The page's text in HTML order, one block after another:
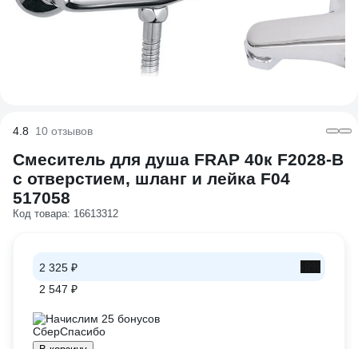
4.8 10 отзывов
Смеситель для душа FRAP 40к F2028-B
с отверстием, шланг и лейка F04
517058
Код товара: 16613312
2 325 ₽
2 547 ₽
Начислим 25 бонусов